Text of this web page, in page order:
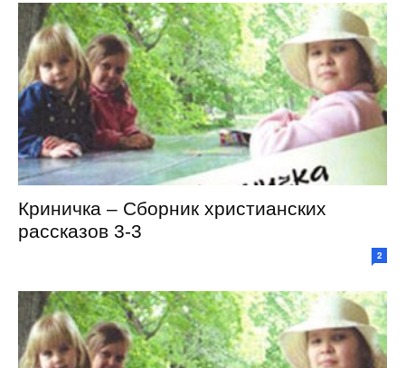
Криничка – Сборник христианских
рассказов 3-3
2